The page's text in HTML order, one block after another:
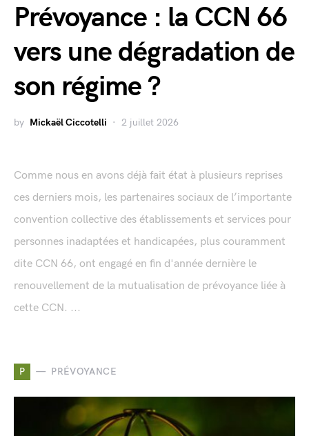
Prévoyance : la CCN 66
vers une dégradation de
son régime ?
by Mickaël Ciccotelli 2 juillet 2026
Comme nous en avons déjà fait état à plusieurs reprises
ces derniers mois, les partenaires sociaux de l’importante
convention collective des établissements et services pour
personnes inadaptées et handicapées, plus couramment
dite CCN 66, ont engagé en fin d'année dernière le
renouvellement de la mutualisation de prévoyance liée à
cette CCN. ...
P PRÉVOYANCE